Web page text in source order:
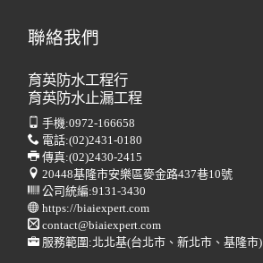
聯絡我們
育英防水工程行
育英防水止漏工程
手機:0972-166658
電話:(02)2431-0180
傳真:(02)2430-2415
20448基隆市安樂區麥金路437巷10號
公司統編:9131-3430
https://biaiexpert.com
contact@biaiexpert.com
服務範圍:北北基(台北市、新北市、基隆市)